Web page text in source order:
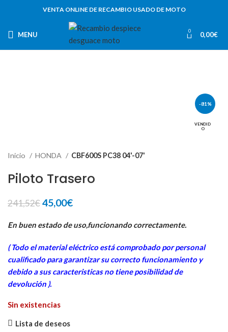
VENTA ONLINE DE RECAMBIO USADO DE MOTO
MENU 0 0,00€
-81%
VENDID
O
Inicio HONDA CBF600S PC38 04'-07'
Piloto Trasero
241,52€El
original
241,52€.
45,00€El
actual
45,00€.
En buen estado de uso,funcionando correctamente.
( Todo el material eléctrico está comprobado por personal
cualificado para garantizar su correcto funcionamiento y
debido a sus caracteristicas no tiene posibilidad de
devolución ).
Sin existencias
Lista de deseos